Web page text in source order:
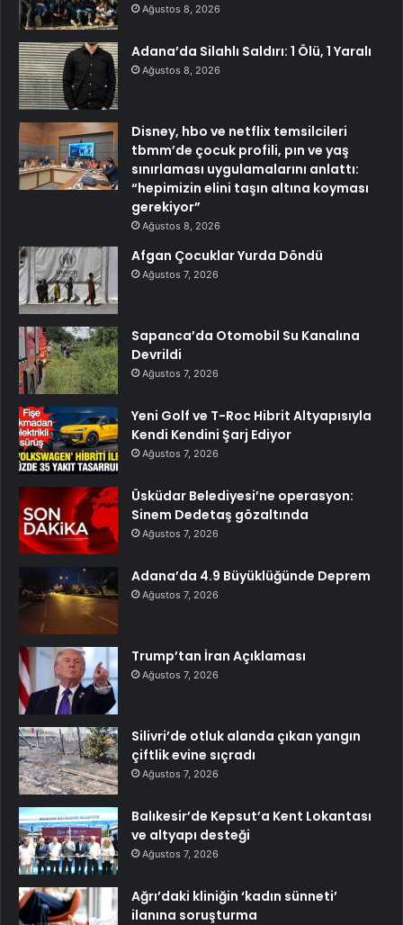
Ağustos 8, 2026
Adana’da Silahlı Saldırı: 1 Ölü, 1 Yaralı
Ağustos 8, 2026
Disney, hbo ve netflix temsilcileri
tbmm’de çocuk profili, pın ve yaş
sınırlaması uygulamalarını anlattı:
“hepimizin elini taşın altına koyması
gerekiyor”
Ağustos 8, 2026
Afgan Çocuklar Yurda Döndü
Ağustos 7, 2026
Sapanca’da Otomobil Su Kanalına
Devrildi
Ağustos 7, 2026
Yeni Golf ve T-Roc Hibrit Altyapısıyla
Kendi Kendini Şarj Ediyor
Ağustos 7, 2026
Üsküdar Belediyesi’ne operasyon:
Sinem Dedetaş gözaltında
Ağustos 7, 2026
Adana’da 4.9 Büyüklüğünde Deprem
Ağustos 7, 2026
Trump’tan İran Açıklaması
Ağustos 7, 2026
Silivri’de otluk alanda çıkan yangın
çiftlik evine sıçradı
Ağustos 7, 2026
Balıkesir’de Kepsut’a Kent Lokantası
ve altyapı desteği
Ağustos 7, 2026
Ağrı’daki kliniğin ‘kadın sünneti’
ilanına soruşturma